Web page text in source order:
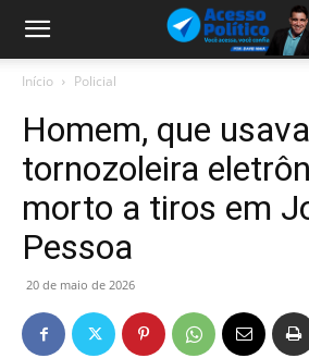
Início Policial
Homem, que usava
tornozoleira
morto a tiros em
Pessoa
20 de maio de 2026